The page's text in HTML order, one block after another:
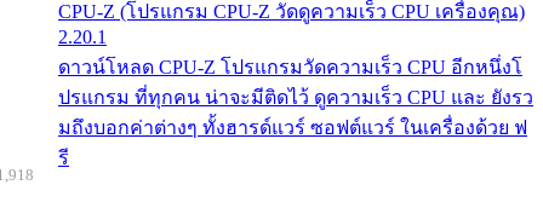
CPU-Z (โปรแกรม CPU-Z วัดดูความเร็ว CPU เครื่องคุณ)
2.20.1
ดาวน์โหลด CPU-Z โปรแกรมวัดความเร็ว CPU อีกหนึ่งโ
ปรแกรม ที่ทุกคน น่าจะมีติดไว้ ดูความเร็ว CPU และ ยังรว
มถึงบอกค่าต่างๆ ทั้งฮารด์แวร์ ซอฟต์แวร์ ในเครื่องด้วย ฟ
รี